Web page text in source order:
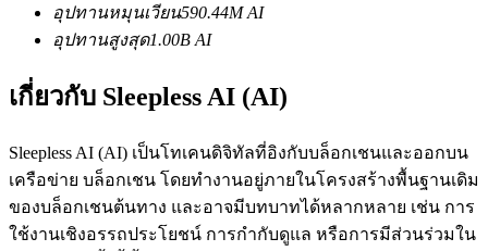
เข้าร่วมกับเทรดเดอร์ชั้นนำ
อุปทานหมุนเวียน590.44M AI
อุปทานสูงสุด1.00B AI
เกี่ยวกับ Sleepless AI (AI)
Sleepless AI (AI) เป็นโทเคนดิจิทัลที่อิงกับบล็อกเชนและออกบน
เครือข่าย บล็อกเชน โดยทำงานอยู่ภายในโครงสร้างพื้นฐานเดิม
ของบล็อกเชนต้นทาง และอาจมีบทบาทได้หลากหลาย เช่น การ
ใช้งานเชิงอรรถประโยชน์ การกำกับดูแล หรือการมีส่วนร่วมใน